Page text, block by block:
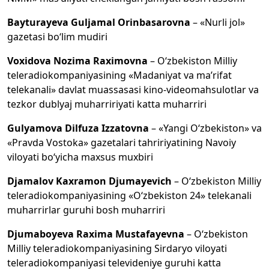
Bayturayeva Guljamal Orinbasarovna – «Nurli jol»
gazetasi bo‘lim mudiri
Voxidova Nozima Raximovna – O‘zbekiston Milliy
teleradiokompaniyasining «Madaniyat va ma’rifat
telekanali» davlat muassasasi kino-videomahsulotlar va
tezkor dublyaj muharririyati katta muharriri
Gulyamova Dilfuza Izzatovna – «Yangi O‘zbekiston» va
«Pravda Vostoka» gazetalari tahririyatining Navoiy
viloyati bo‘yicha maxsus muxbiri
Djamalov Kaxramon Djumayevich – O‘zbekiston Milliy
teleradiokompaniyasining «O‘zbekiston 24» telekanali
muharrirlar guruhi bosh muharriri
Djumaboyeva Raxima Mustafayevna – O‘zbekiston
Milliy teleradiokompaniyasining Sirdaryo viloyati
teleradiokompaniyasi televideniye guruhi katta